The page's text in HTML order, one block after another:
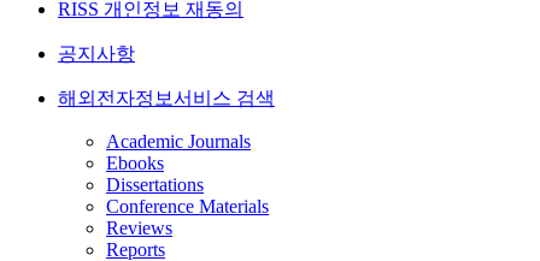
RISS 개인정보 재동의
공지사항
해외전자정보서비스 검색
Academic Journals
Ebooks
Dissertations
Conference Materials
Reviews
Reports